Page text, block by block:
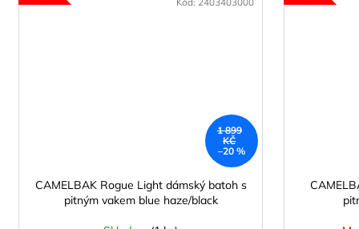
1 899
KČ
–20 %
CAMELBAK Rogue Light dámský batoh s
pitným vakem blue haze/black